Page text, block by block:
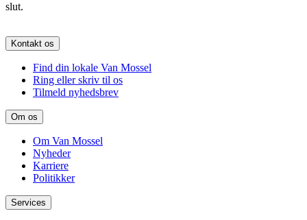
slut.
Kontakt os
Find din lokale Van Mossel
Ring eller skriv til os
Tilmeld nyhedsbrev
Om os
Om Van Mossel
Nyheder
Karriere
Politikker
Services